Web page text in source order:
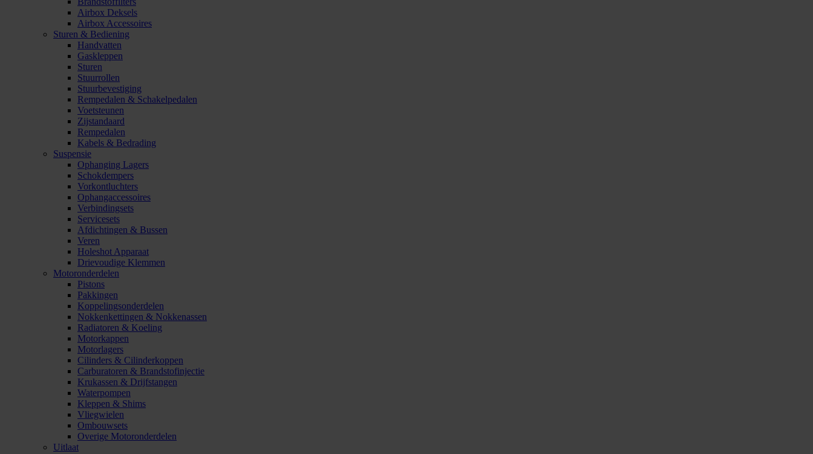
Airbox Deksels
Airbox Accessoires
Sturen & Bediening
Handvatten
Gaskleppen
Sturen
Stuurrollen
Stuurbevestiging
Rempedalen & Schakelpedalen
Voetsteunen
Zijstandaard
Rempedalen
Kabels & Bedrading
Suspensie
Ophanging Lagers
Schokdempers
Vorkontluchters
Ophangaccessoires
Verbindingsets
Servicesets
Afdichtingen & Bussen
Veren
Holeshot Apparaat
Drievoudige Klemmen
Motoronderdelen
Pistons
Pakkingen
Koppelingsonderdelen
Nokkenkettingen & Nokkenassen
Radiatoren & Koeling
Motorkappen
Motorlagers
Cilinders & Cilinderkoppen
Carburatoren & Brandstofinjectie
Krukassen & Drijfstangen
Waterpompen
Kleppen & Shims
Vliegwielen
Ombouwsets
Overige Motoronderdelen
Uitlaat